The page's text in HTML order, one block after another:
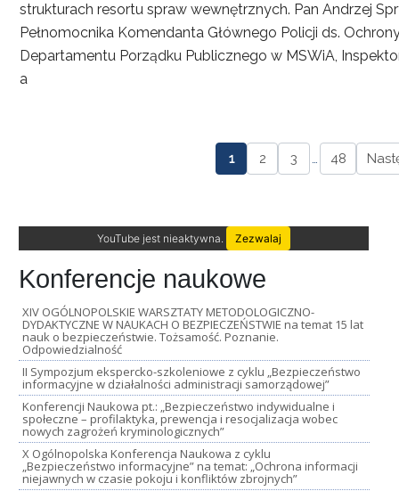
strukturach resortu spraw wewnętrznych. Pan Andrzej
Pełnomocnika Komendanta Głównego Policji ds.
Departamentu Porządku Publicznego w MSWiA,
a
1 2 3 … 48
YouTube jest nieaktywna. Zezwalaj
Konferencje naukowe
XIV OGÓLNOPOLSKIE WARSZTATY METODOLOGICZNO-
DYDAKTYCZNE W NAUKACH O BEZPIECZEŃSTWIE na temat 15 lat
nauk o bezpieczeństwie. Tożsamość. Poznanie.
Odpowiedzialność
II Sympozjum ekspercko-szkoleniowe z cyklu „Bezpieczeństwo
informacyjne w działalności administracji samorządowej”
Konferencji Naukowa pt.: „Bezpieczeństwo indywidualne i
społeczne – profilaktyka, prewencja i resocjalizacja wobec
nowych zagrożeń kryminologicznych”
X Ogólnopolska Konferencja Naukowa z cyklu
„Bezpieczeństwo informacyjne” na temat: „Ochrona informacji
niejawnych w czasie pokoju i konfliktów zbrojnych”